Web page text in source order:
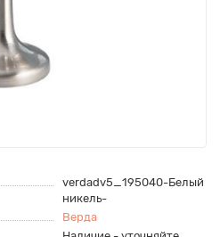
verdadv5_195040-Белый
никель-
Верда